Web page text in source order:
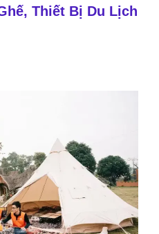
Thiết Bị Du Lịch